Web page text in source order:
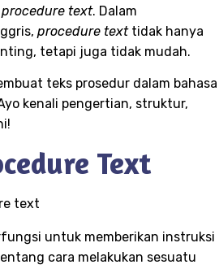
procedure text. Dalam
procedure texttidak hanya
tetapi juga tidak mudah.
teks prosedur dalam bahasa
kenali pengertian, struktur,
Text
untuk memberikan instruksi
cara melakukan sesuatu